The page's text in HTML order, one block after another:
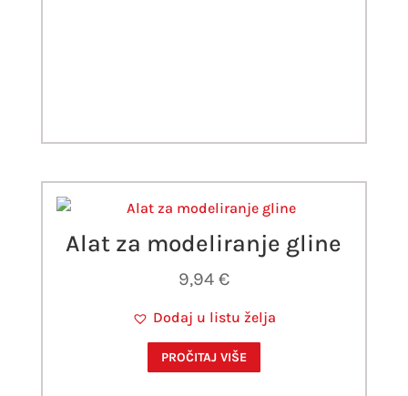
Alat za modeliranje gline
9,94 €
Dodaj u listu želja
PROČITAJ VIŠE